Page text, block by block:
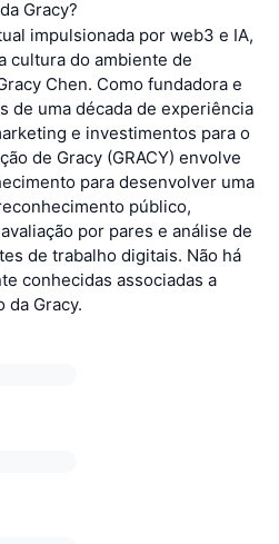
Gracy?
impulsionada por web3 e IA,
cultura do ambiente de
Chen. Como fundadora e
de uma década de experiência
e investimentos para o
de Gracy (GRACY) envolve
para desenvolver uma
público,
por pares e análise de
de trabalho digitais. Não há
conhecidas associadas a
da Gracy.